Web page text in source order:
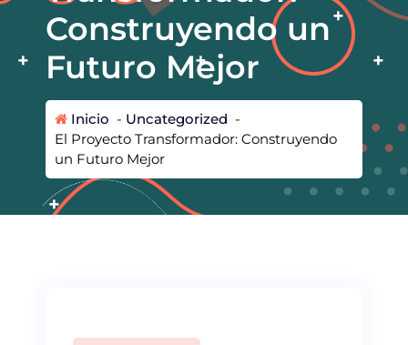
Construyendo un
Futuro Mejor
Inicio - Uncategorized -
El Proyecto Transformador: Construyendo
un Futuro Mejor